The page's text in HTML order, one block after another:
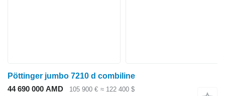
Pöttinger jumbo 7210 d combiline
44 690 000 AMD
105 900 € ≈ 122 400 $